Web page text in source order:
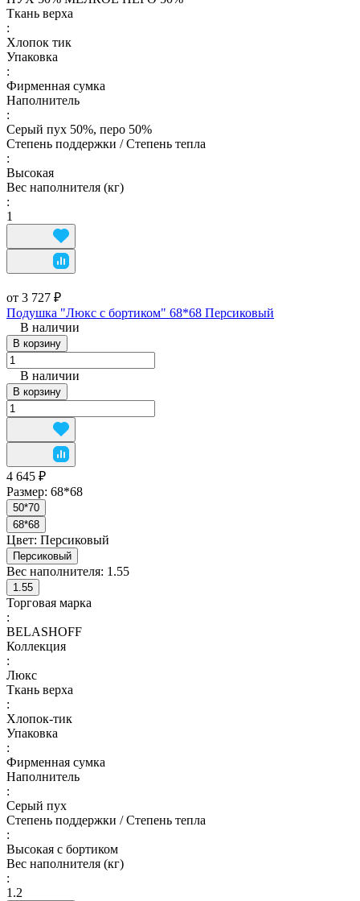
Ткань верха
:
Хлопок тик
Упаковка
:
Фирменная сумка
Наполнитель
:
Серый пух 50%, перо 50%
Степень поддержки / Степень тепла
:
Высокая
Вес наполнителя (кг)
:
1
от 3 727 ₽
Подушка "Люкс с бортиком" 68*68 Персиковый
В наличии
В корзину
В наличии
В корзину
4 645 ₽
Размер: 68*68
50*70
68*68
Цвет: Персиковый
Персиковый
Вес наполнителя: 1.55
1.55
Торговая марка
:
BELASHOFF
Коллекция
:
Люкс
Ткань верха
:
Хлопок-тик
Упаковка
:
Фирменная сумка
Наполнитель
:
Серый пух
Степень поддержки / Степень тепла
:
Высокая с бортиком
Вес наполнителя (кг)
:
1.2